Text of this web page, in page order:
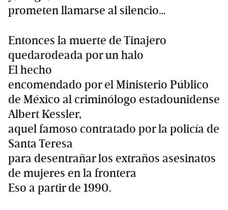
prometen llamarse al silencio…
Entonces la muerte de Tinajero
quedarodeada por un halo
El hecho
encomendado por el Ministerio Público
de México al criminólogo estadounidense
Albert Kessler,
aquel famoso contratado por la policía de
Santa Teresa
para desentrañar los extraños asesinatos
de mujeres en la frontera
Eso a partir de 1990.